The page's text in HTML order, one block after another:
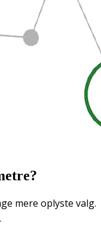
mere oplyste valg.